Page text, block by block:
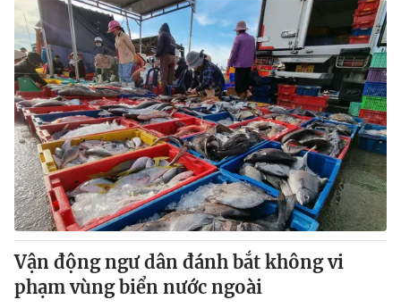
Vận động ngư dân đánh bắt không vi
phạm vùng biển nước ngoài